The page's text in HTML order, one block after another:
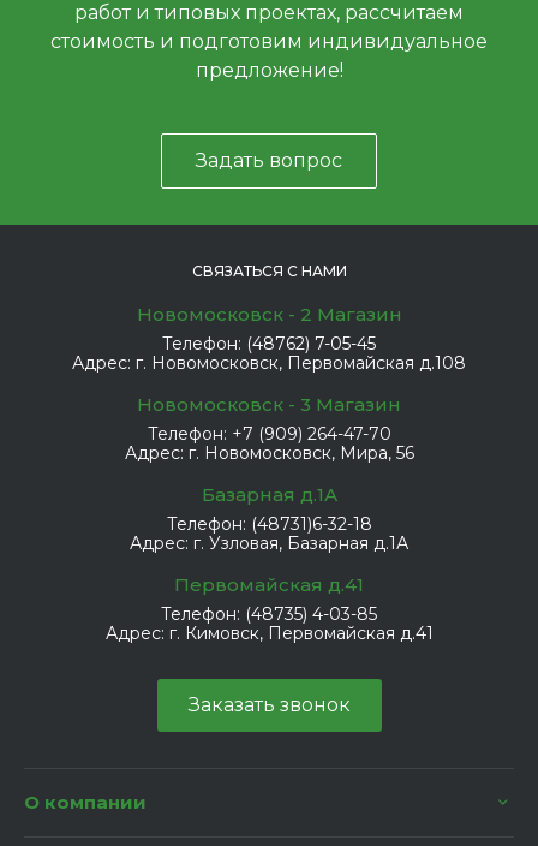
работ и типовых проектах, рассчитаем
стоимость и подготовим индивидуальное
предложение!
Задать вопрос
СВЯЗАТЬСЯ С НАМИ
Новомосковск - 2 Магазин
Телефон: (48762) 7-05-45
Адрес: г. Новомосковск, Первомайская д.108
Новомосковск - 3 Магазин
Телефон: +7 (909) 264-47-70
Адрес: г. Новомосковск, Мира, 56
Базарная д.1А
Телефон: (48731)6-32-18
Адрес: г. Узловая, Базарная д.1А
Первомайская д.41
Телефон: (48735) 4-03-85
Адрес: г. Кимовск, Первомайская д.41
Заказать звонок
О компании